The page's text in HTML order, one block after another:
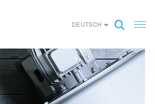
DEUTSCH